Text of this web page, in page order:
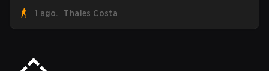
ainda lutando pelo troféu, enquanto paiN Gaming se
tornou a última equipe eliminada da chave.
1 ago. Thales Costa